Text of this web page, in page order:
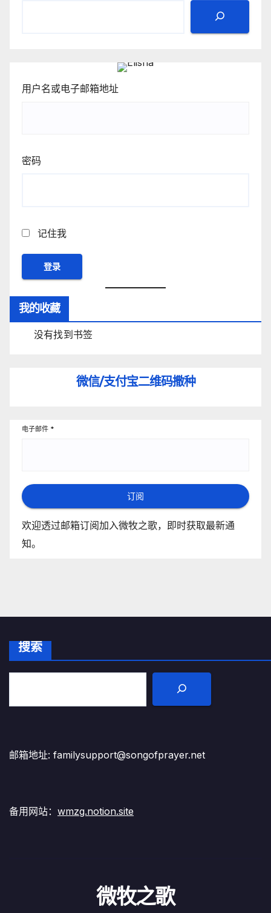
用户名或电子邮箱地址
密码
记住我
我的收藏
没有找到书签
微信/支付宝二维码撒种
电子邮件 *
订阅
欢迎透过邮箱订阅加入微牧之歌，即时获取最新通
知。
搜索
邮箱地址: familysupport@songofprayer.net
备用网站： wmzg.notion.site
微牧之歌